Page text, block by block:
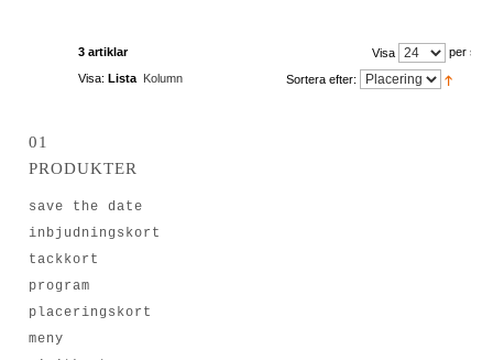
3 artiklar Visa
per sida
Visa: Lista Kolumn Sortera efter:
01
PRODUKTER
save the date
inbjudningskort
tackkort
program
placeringskort
meny